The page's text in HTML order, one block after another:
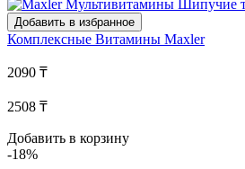
Добавить в избранное
Комплексные Витамины Maxler
2090 ₸
2508 ₸
Добавить в корзину
-18%